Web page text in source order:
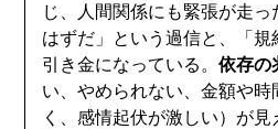
じ、人間関係にも緊張が走
はずだ」という過信と、「
引き金になっている。依存の
い、やめられない、金額や
く、感情起伏が激しい）が